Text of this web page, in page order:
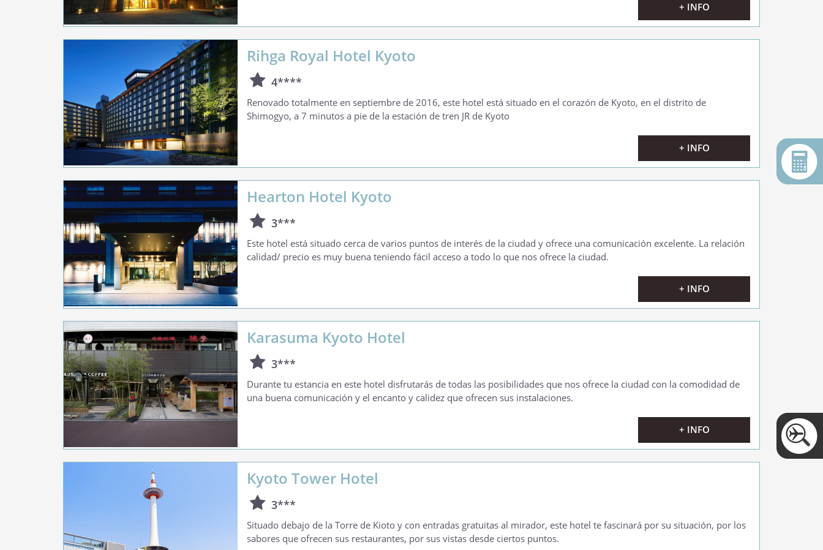
+ INFO
Rihga Royal Hotel Kyoto
4****
Renovado totalmente en septiembre de 2016, este hotel está situado en el corazón de Kyoto, en el distrito de
Shimogyo, a 7 minutos a pie de la estación de tren JR de Kyoto
+ INFO
Hearton Hotel Kyoto
3***
Este hotel está situado cerca de varios puntos de interés de la ciudad y ofrece una comunicación excelente. La relación
calidad/ precio es muy buena teniendo fácil acceso a todo lo que nos ofrece la ciudad.
+ INFO
Karasuma Kyoto Hotel
3***
Durante tu estancia en este hotel disfrutarás de todas las posibilidades que nos ofrece la ciudad con la comodidad de
una buena comunicación y el encanto y calidez que ofrecen sus instalaciones.
+ INFO
Kyoto Tower Hotel
3***
Situado debajo de la Torre de Kioto y con entradas gratuitas al mirador, este hotel te fascinará por su situación, por los
sabores que ofrecen sus restaurantes, por sus vistas desde ciertos puntos.